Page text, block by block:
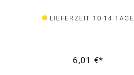
LIEFERZEIT 10-14 TAGE
6,01 €*